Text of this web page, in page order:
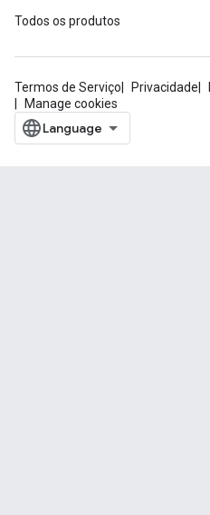
Todos os produtos
Termos de Serviço Privacidade
Manage cookies